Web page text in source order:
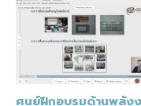
ศูนย์ฝึกอบรมด้านพลัง